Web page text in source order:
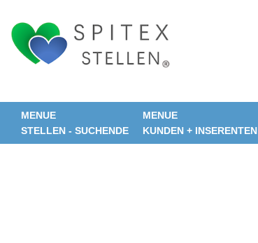
MENUE
STELLEN - SUCHENDE
MENUE
KUNDEN + INSERENTEN